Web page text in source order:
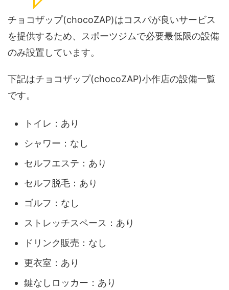
チョコザップ(chocoZAP)はコスパが良いサービス
を提供するため、スポーツジムで必要最低限の設備
のみ設置しています。
下記はチョコザップ(chocoZAP)小作店の設備一覧
です。
トイレ：あり
シャワー：なし
セルフエステ：あり
セルフ脱毛：あり
ゴルフ：なし
ストレッチスペース：あり
ドリンク販売：なし
更衣室：あり
鍵なしロッカー：あり